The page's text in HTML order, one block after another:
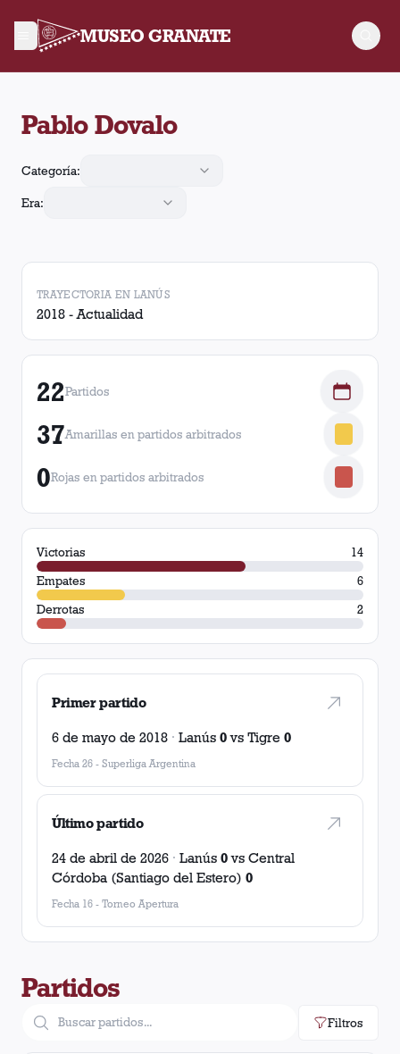
MUSEO GRANATE
Pablo Dovalo
Categoría:
Era:
TRAYECTORIA EN LANÚS
2018 - Actualidad
22Partidos
37Amarillas en partidos arbitrados
0Rojas en partidos arbitrados
Victorias
14
Empates
6
Derrotas
2
Primer partido
6 de mayo de 2018 · Lanús 0vs Tigre 0
Fecha 26 - Superliga Argentina
Último partido
24 de abril de 2026 · Lanús 0vs Central
Córdoba (Santiago del Estero) 0
Fecha 16 - Torneo Apertura
Partidos
Filtros